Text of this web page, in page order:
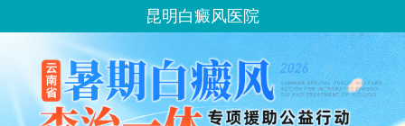
昆明白癜风医院